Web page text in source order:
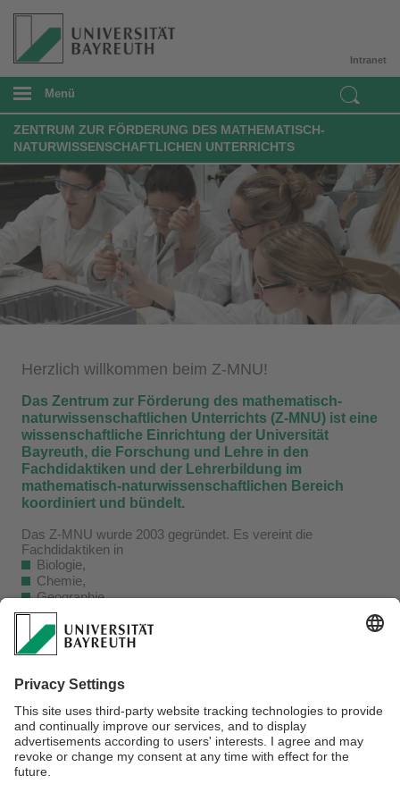
Intranet
Menü
ZENTRUM ZUR FÖRDERUNG DES MATHEMATISCH-
NATURWISSENSCHAFTLICHEN UNTERRICHTS
Herzlich willkommen beim Z-MNU!
Das Zentrum zur Förderung des mathematisch-
naturwissenschaftlichen Unterrichts (Z-MNU) ist eine
wissenschaftliche Einrichtung der Universität
Bayreuth, die Forschung und Lehre in den
Fachdidaktiken und der Lehrerbildung im
mathematisch-naturwissenschaftlichen Bereich
koordiniert und bündelt.
Das Z-MNU wurde 2003 gegründet. Es vereint die
Fachdidaktiken in
Biologie,
Chemie,
Geographie,
Informatik,
Mathematik,
Physik.
Das Z-MNU kooperiert dabei mit den zugehörigen
Fachwissenschaften, mit der Fakultät für
Ingenieurwissenschaften sowie mit dem Fachbereich
Erziehungswissenschaften.